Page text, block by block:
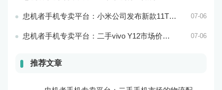
忠机者手机专卖平台：小米公司发布新款11T Pro手机，搭载120W快充技术 07-06
忠机者手机专卖平台：二手vivo Y12市场价格相对稳定 07-06
推荐文章